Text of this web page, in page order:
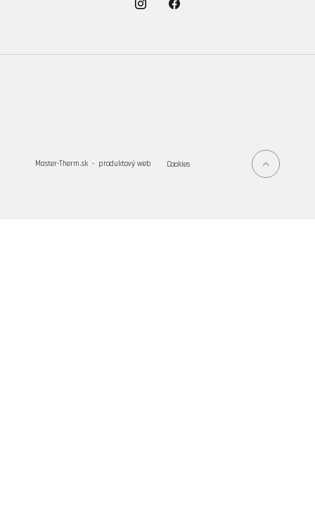
Master-Therm.sk - produktový web Cookies